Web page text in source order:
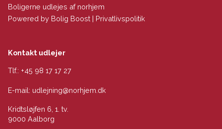
Boligerne udlejes af norhjem
Powered by Bolig Boost | Privatlivspolitik
Kontakt udlejer
Tlf.: +45 98 17 17 27
E-mail: udlejning@norhjem.dk
Kridtsløjfen 6, 1. tv.
9000 Aalborg